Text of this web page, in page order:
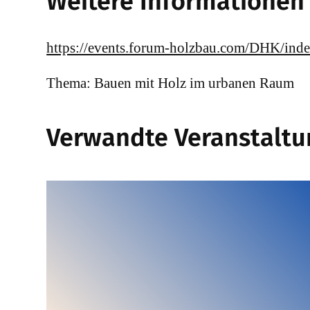
https://events.forum-holzbau.com/DHK/
Thema: Bauen mit Holz im urbanen Raum
Verwandte